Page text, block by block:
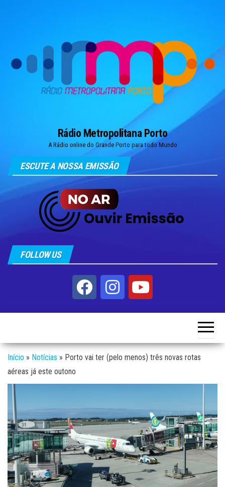
Rádio Metropolitana Porto
A Rádio online do Grande Porto para todo Mundo
ESCUTE A NOSSA EMISSÃO
FOLLOW US
Início » Notícias » Porto vai ter (pelo menos) três novas rotas
aéreas já este outono